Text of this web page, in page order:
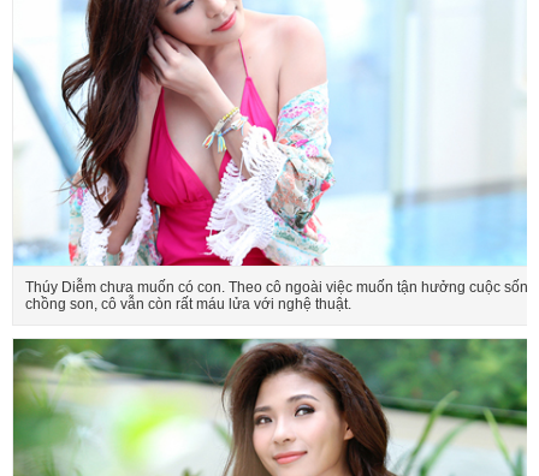
Thúy Diễm chưa muốn có con. Theo cô ngoài việc muốn tận hưởng cuộc
chồng son, cô vẫn còn rất máu lửa với nghệ thuật.